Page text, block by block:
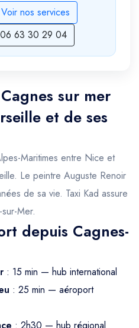
Voir nos services
06 63 30 29 04
sur mer
et de ses
Maritimes entre Nice et
Le peintre Auguste Renoir
de sa vie. Taxi Kad assure
Mer.
depuis Cagnes-
: 15 min — hub international
: 25 min — aéroport